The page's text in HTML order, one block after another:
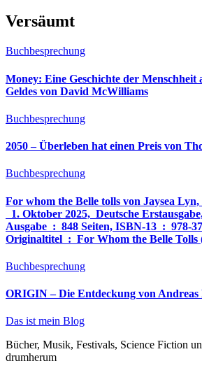
Versäumt
Buchbesprechung
Money: Eine Geschichte der Menschheit
Geldes von David McWilliams
Buchbesprechung
2050 – Überleben hat einen Preis von
Buchbesprechung
For whom the Belle tolls von Jaysea
1. Oktober 2025, ‎ Deutsche
Ausgabe ‏ : ‎ 848 Seiten, ISBN-13 ‏ : ‎ 978-3764533694,
Originaltitel ‏ : ‎ For Whom the Belle
Buchbesprechung
ORIGIN – Die Entdeckung von
Das ist mein Blog
Bücher, Musik, Festivals, Science Fiction
drumherum